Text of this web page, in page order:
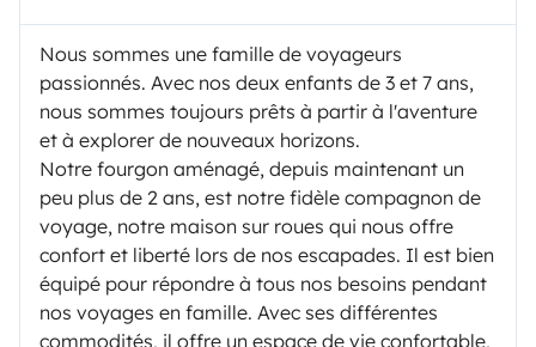
Nous sommes une famille de voyageurs
passionnés. Avec nos deux enfants de 3 et 7 ans,
nous sommes toujours prêts à partir à l'aventure
et à explorer de nouveaux horizons.
Notre fourgon aménagé, depuis maintenant un
peu plus de 2 ans, est notre fidèle compagnon de
voyage, notre maison sur roues qui nous offre
confort et liberté lors de nos escapades. Il est bien
équipé pour répondre à tous nos besoins pendant
nos voyages en famille. Avec ses différentes
commodités, il offre un espace de vie confortable,